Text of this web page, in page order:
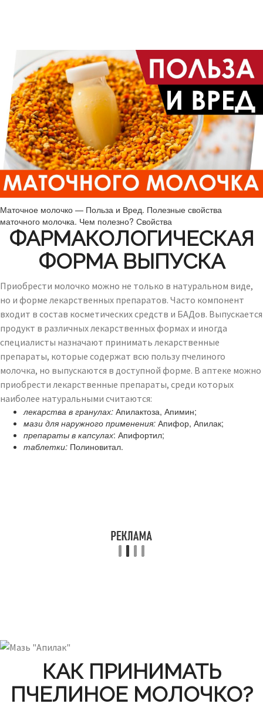
Маточное молочко — Польза и Вред. Полезные свойства
маточного молочка. Чем полезно? Свойства
ФАРМАКОЛОГИЧЕСКАЯ
ФОРМА ВЫПУСКА
Приобрести молочко можно не только в натуральном виде,
но и форме лекарственных препаратов. Часто компонент
входит в состав косметических средств и БАДов. Выпускается
продукт в различных лекарственных формах и иногда
специалисты назначают принимать лекарственные
препараты, которые содержат всю пользу пчелиного
молочка, но выпускаются в доступной форме. В аптеке можно
приобрести лекарственные препараты, среди которых
наиболее натуральными считаются:
лекарства в гранулах: Апилактоза, Апимин;
мази для наружного применения: Апифор, Апилак;
препараты в капсулах: Апифортил;
таблетки: Полиновитал.
КАК ПРИНИМАТЬ
ПЧЕЛИНОЕ МОЛОЧКО?